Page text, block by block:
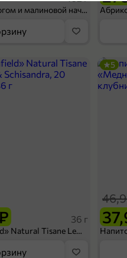
Шосон с творогом и малиновой начинкой, 102 г
36 г
Чай «Greenfield» Natural Tisane Lemongrass & Schisandra, 20 пирамидок, 36 г
5